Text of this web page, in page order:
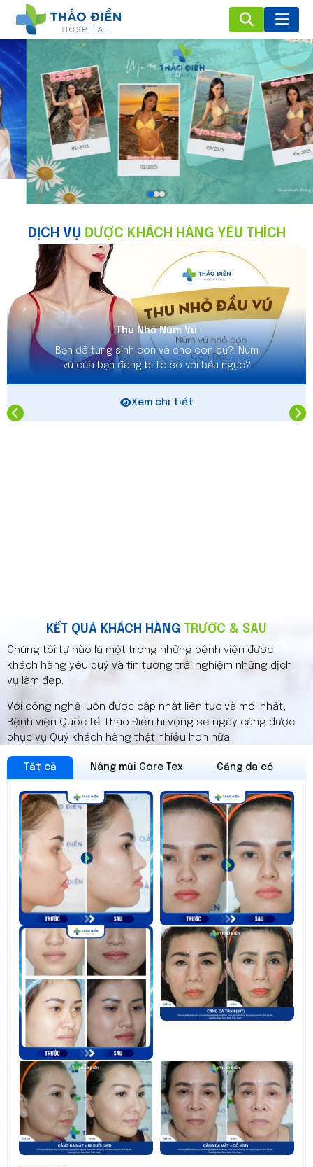
DỊCH VỤ ĐƯỢC KHÁCH HÀNG YÊU THÍCH
Thu Nhỏ Núm Vú
Bạn đã từng sinh con và cho con bú?. Núm
vú của bạn đang bị to so với bầu ngực?
kích cỡ với khuôn ngực . Bên cạnh việc nâng
ngực thì cần kết hợp thu nhỏ núm vú để tạo
Phẫu thuật thu nhỏ núm vú sẽ giúp bạn có
được nhũ hoa gọn đẹp tự nhiên, hài hòa
kích cỡ với khuôn ngực . Bên cạnh việc nâng
ngực thì cần kết hợp thu nhỏ núm vú để tạo
sự hài hòa, thẩm mỹ cho bộ ngực.
Xem chi tiết
KẾT QUẢ KHÁCH HÀNG TRƯỚC & SAU
Chúng tôi tự hào là một trong những bệnh viện được
khách hàng yêu quý và tin tưởng trải nghiệm những dịch
vụ làm đẹp.
Với công nghệ luôn được cập nhật liên tục và mới nhất,
Bệnh viện Quốc tế Thảo Điền hi vọng sẽ ngày càng được
phục vụ Quý khách hàng thật nhiều hơn nữa.
Tất cả Nâng mũi Gore Tex Căng da cổ